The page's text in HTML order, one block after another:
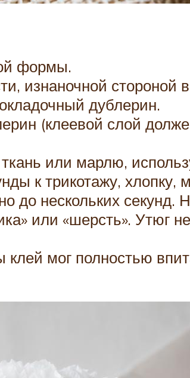
формы.
изнаночной стороной
дублерин.
(клеевой слой
или марлю,
к трикотажу,
до нескольких секунд.
или «шерсть». Утюг
мог полностью